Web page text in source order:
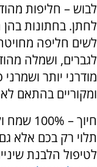
לבוש – חליפות
לחתן. בחתונות
לשים חליפה
לגברים, ושמלה
מודרני יותר
ומקוריים בהתאם
חיוך –
תלוי רק בכם אלא
לטיפול הלבנת